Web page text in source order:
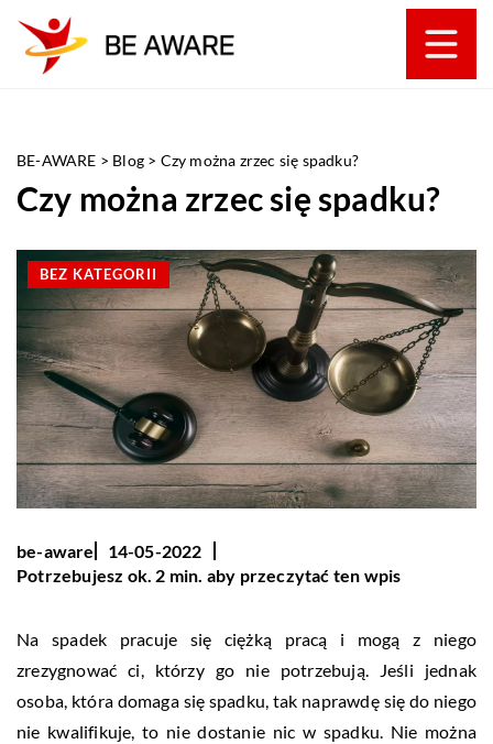
BE-AWARE > Blog > Czy można zrzec się spadku?
Czy można zrzec się spadku?
BEZ KATEGORII
be-aware
14-05-2022
Potrzebujesz ok. 2 min. aby przeczytać ten wpis
Na spadek pracuje się ciężką pracą i mogą z niego
zrezygnować ci, którzy go nie potrzebują. Jeśli jednak
osoba, która domaga się spadku, tak naprawdę się do niego
nie kwalifikuje, to nie dostanie nic w spadku. Nie można